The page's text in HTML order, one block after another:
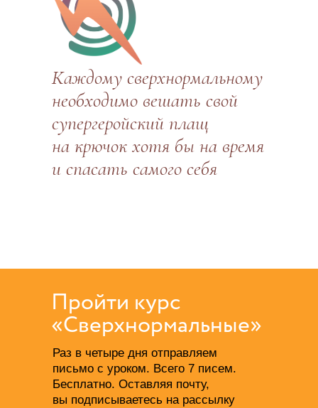
Каждому сверхнормальному
необходимо вешать свой
супергеройский плащ
на крючок хотя бы на время
и спасать самого себя
Пройти курс
«Сверхнормальные»
Раз в четыре дня отправляем
письмо с уроком. Всего 7 писем.
Бесплатно. Оставляя почту,
вы подписываетесь на рассылку